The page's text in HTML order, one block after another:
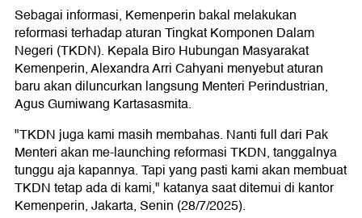
Sebagai informasi, Kemenperin bakal melakukan
reformasi terhadap aturan Tingkat Komponen Dalam
Negeri (TKDN). Kepala Biro Hubungan Masyarakat
Kemenperin, Alexandra Arri Cahyani menyebut aturan
baru akan diluncurkan langsung Menteri Perindustrian,
Agus Gumiwang Kartasasmita.
"TKDN juga kami masih membahas. Nanti full dari Pak
Menteri akan me-launching reformasi TKDN, tanggalnya
tunggu aja kapannya. Tapi yang pasti kami akan membuat
TKDN tetap ada di kami," katanya saat ditemui di kantor
Kemenperin, Jakarta, Senin (28/7/2025).